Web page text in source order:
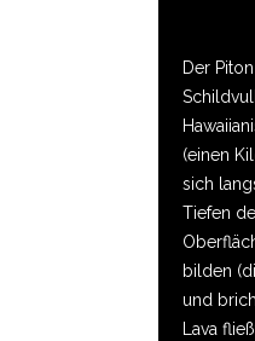
Der
(einen
sich
Tiefen
bilden
und
Lava